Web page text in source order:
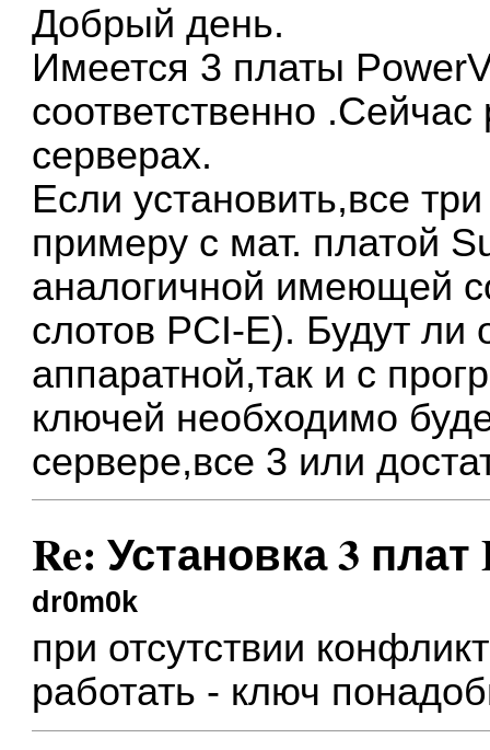
Добрый день.
Имеется 3 платы
соответственно
серверах.
Если установить,все
примеру с мат. платой
аналогичной имеющей
слотов PCI-E). Будут ли
аппаратной,так и с
ключей необходимо
сервере,все 3 или
Re: Установка 3
dr0m0k
при отсутствии
работать - ключ